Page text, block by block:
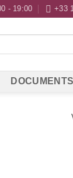
- 19:00 +33
DOCUMENTS